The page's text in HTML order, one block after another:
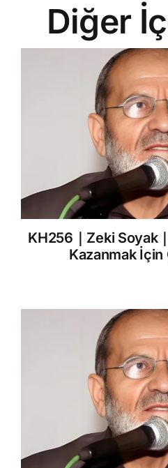
Diğer
KH256｜Zeki Soyak
Kazanmak İçin